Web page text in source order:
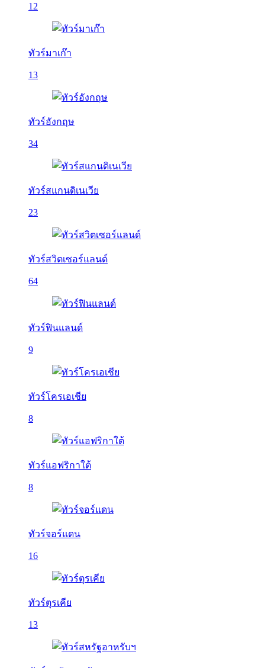
12
ทัวร์มาเก๊า
13
ทัวร์อังกฤษ
34
ทัวร์สแกนดิเนเวีย
23
ทัวร์สวิตเซอร์แลนด์
64
ทัวร์ฟินแลนด์
9
ทัวร์โครเอเชีย
8
ทัวร์แอฟริกาใต้
8
ทัวร์จอร์แดน
16
ทัวร์ตุรเคีย
13